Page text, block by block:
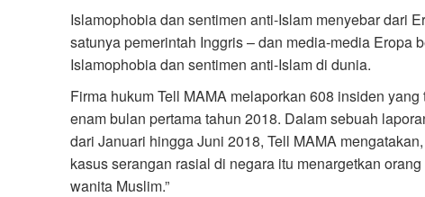
Islamophobia dan sentimen anti-Islam menyebar dari
satunya pemerintah Inggris – dan media-media Eropa
Islamophobia dan sentimen anti-Islam di dunia.
Firma hukum Tell MAMA melaporkan 608 insiden
enam bulan pertama tahun 2018. Dalam sebuah
dari Januari hingga Juni 2018, Tell MAMA
kasus serangan rasial di negara itu menargetkan
wanita Muslim.”